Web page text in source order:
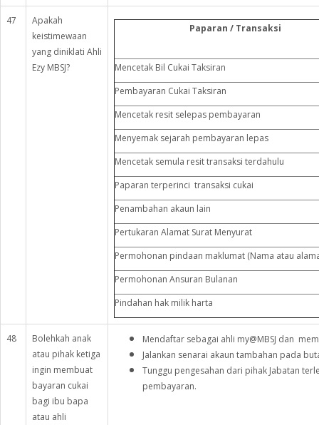
47
Apakah
keistimewaan
yang diniklati Ahli
Ezy MBSJ?
Paparan / Transaksi
Mencetak Bil Cukai Taksiran
Pembayaran Cukai Taksiran
Mencetak resit selepas pembayaran
Menyemak sejarah pembayaran lepas
Mencetak semula resit transaksi terdahulu
Paparan terperinci transaksi cukai
Penambahan akaun lain
Pertukaran Alamat Surat Menyurat
Permohonan pindaan maklumat (Nama atau
Permohonan Ansuran Bulanan
Pindahan hak milik harta
48
Bolehkah anak
atau pihak ketiga
ingin membuat
bayaran cukai
bagi ibu bapa
atau ahli
Mendaftar sebagai ahli my@MBSJ dan
Jalankan senarai akaun tambahan pada
Tunggu pengesahan dari pihak Jabatan
pembayaran.